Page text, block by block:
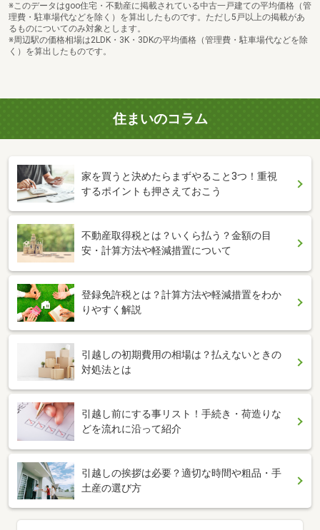
※このデータはgoo住宅・不動産に掲載されている中古一戸建ての平均価格（管
理費・駐車場代などを除く）を算出したものです。ただし5戸以上の掲載があ
るものについてのみ対象とします。
※周辺駅の価格相場は2LDK・3K・3DKの平均価格（管理費・駐車場代などを除
く）を算出したものです。
住まいのコラム
家を買うと決めたらまずやること3つ！重視
するポイントも押さえておこう
不動産取得税とは？いくら払う？金額の目
安・計算方法や軽減措置について
登録免許税とは？計算方法や軽減措置をわか
りやすく解説
引越しの初期費用の相場は？払えないときの
対処法とは
引越し前にする事リスト！手続き・荷造りな
どを流れに沿って紹介
引越しの挨拶は必要？適切な時間や粗品・手
土産の選び方